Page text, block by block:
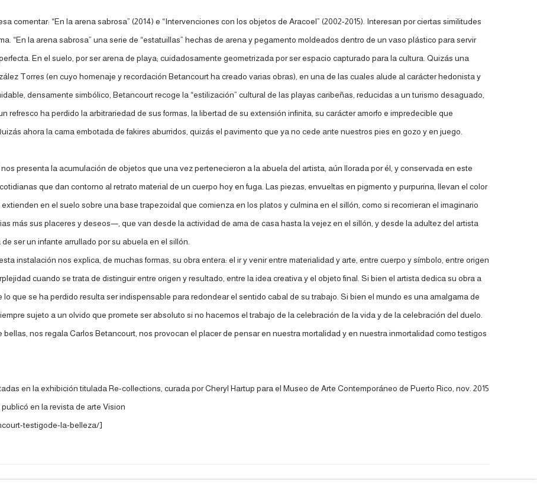
comentar: “En la arena sabrosa” (2014) e “Intervenciones con los objetos de Aracoel” (2002-2015). Interesan por ciertas similitudes
“En la arena sabrosa” una serie de “estatuillas” hechas de arena y pegamento moldeados dentro de un vaso plástico para servir
En el suelo, por ser arena de playa; cuidadosamente geometrizada por ser espacio capturado para la cultura. Quizás una
Torres (en cuyo homenaje y recordación Betancourt ha creado varias obras), en una de las cuales alude al carácter hedonista y
densamente simbólico, Betancourt recoge la “estilización” cultural de las playas caribeñas, reducidas a un turismo desaguado,
refresco ha perdido la arbitrariedad de sus formas, la libertad de su extensión infinita, su carácter amorfo e impredecible que
ahora la cama embotada de fakires aburridos, quizás el pavimento que ya no cede ante nuestros pies en gozo y en juego.
presenta la acumulación de objetos que una vez pertenecieron a la abuela del artista, aún llorada por él, y conservada en este
que dan contorno al retrato material de un cuerpo hoy en fuga. Las piezas, envueltas en pigmento y purpurina, llevan el color
en el suelo sobre una base trapezoidal que comienza en los platos y culmina en el sillón, como si recorrieran el imaginario
más sus placeres y deseos—, que van desde la actividad de ama de casa hasta la vejez en el sillón, y desde la adultez del artista
ser un infante arrullado por su abuela en el sillón.
instalación nos explica, de muchas formas, su obra entera: el ir y venir entre materialidad y arte, entre cuerpo y símbolo, entre origen
cuando se trata de distinguir entre origen y resultado, entre la idea creativa y el objeto final. Si bien el artista dedica su obra a
lo que se ha perdido resulta ser indispensable para redondear el sentido cabal de su trabajo. Si bien el mundo es una amalgama de
sujeto a un olvido que promete ser absoluto si no hacemos el trabajo de la celebración de la vida y de la celebración del duelo.
nos regala Carlos Betancourt, nos provocan el placer de pensar en nuestra mortalidad y en nuestra inmortalidad como testigos
en la exhibición titulada Re-collections, curada por Cheryl Hartup para el Museo de Arte Contemporáneo de Puerto Rico, nov. 2015
en la revista de arte Vision
testigode-la-belleza/]